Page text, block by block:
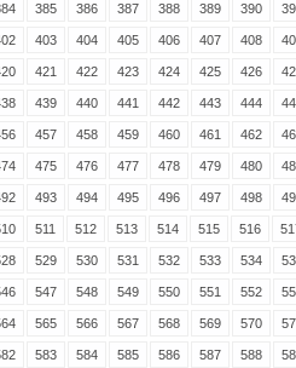
385 386 387 388 389 390
403 404 405 406 407 408
421 422 423 424 425 426
439 440 441 442 443 444
457 458 459 460 461 462
475 476 477 478 479 480
493 494 495 496 497 498
511 512 513 514 515 516
529 530 531 532 533 534
547 548 549 550 551 552
565 566 567 568 569 570
583 584 585 586 587 588